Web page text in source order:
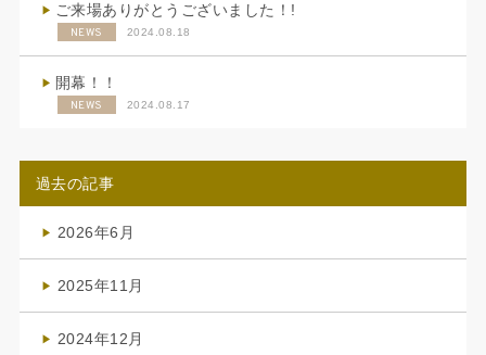
ご来場ありがとうございました！!
NEWS 2024.08.18
開幕！！
NEWS 2024.08.17
過去の記事
2026年6月
2025年11月
2024年12月